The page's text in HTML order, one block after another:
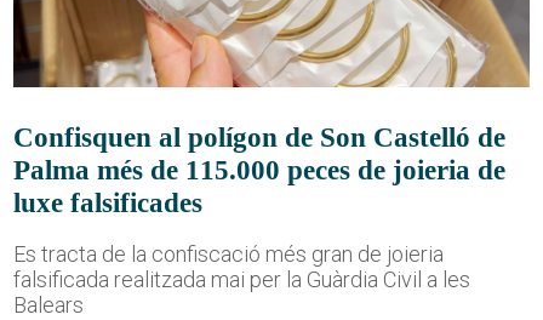
Confisquen al polígon de Son Castelló de
Palma més de 115.000 peces de joieria de
luxe falsificades
Es tracta de la confiscació més gran de joieria
falsificada realitzada mai per la Guàrdia Civil a les
Balears